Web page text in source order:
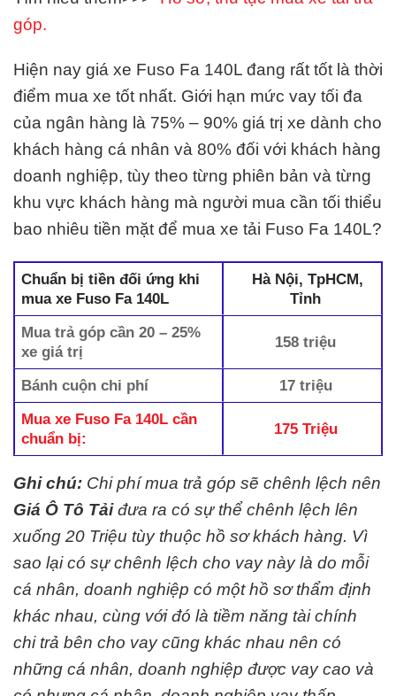
góp.
Hiện nay giá xe Fuso Fa 140L đang rất tốt là thời
điểm mua xe tốt nhất. Giới hạn mức vay tối đa
của ngân hàng là 75% – 90% giá trị xe dành cho
khách hàng cá nhân và 80% đối với khách hàng
doanh nghiệp, tùy theo từng phiên bản và từng
khu vực khách hàng mà người mua cần tối thiểu
bao nhiêu tiền mặt để mua xe tải Fuso Fa 140L?
Chuẩn bị tiền đối ứng khi
mua xe Fuso Fa 140L
Hà Nội, TpHCM,
Tỉnh
Mua trả góp cần 20 – 25%
xe giá trị
158 triệu
Bánh cuộn chi phí
17 triệu
Mua xe Fuso Fa 140L cần
chuẩn bị:
175 Triệu
Ghi chú: Chi phí mua trả góp sẽ chênh lệch nên
Giá Ô Tô Tảiđưa ra có sự thể chênh lệch lên
xuống 20 Triệu tùy thuộc hồ sơ khách hàng. Vì
sao lại có sự chênh lệch cho vay này là do mỗi
cá nhân, doanh nghiệp có một hồ sơ thẩm định
khác nhau, cùng với đó là tiềm năng tài chính
chi trả bên cho vay cũng khác nhau nên có
những cá nhân, doanh nghiệp được vay cao và